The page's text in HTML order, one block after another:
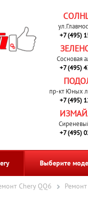
+7 (495)
Сосновая
+7 (495)
пр-кт Юных
+7 (495)
+7 (495)
Выберите
Chery QQ6